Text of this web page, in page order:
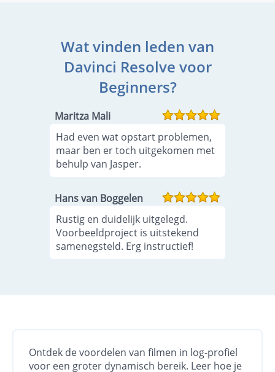
Wat vinden leden van
Davinci Resolve voor
Beginners?
Maritza Mali
Had even wat opstart problemen,
maar ben er toch uitgekomen met
behulp van Jasper.
Hans van Boggelen
Rustig en duidelijk uitgelegd.
Voorbeeldproject is uitstekend
samenegsteld. Erg instructief!
Ontdek de voordelen van filmen in log-profiel
voor een groter dynamisch bereik. Leer hoe je